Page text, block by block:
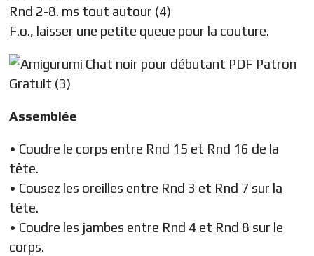
Rnd 2-8. ms tout autour (4)
F.o., laisser une petite queue pour la couture.
Assemblée
• Coudre le corps entre Rnd 15 et Rnd 16 de la
tête.
• Cousez les oreilles entre Rnd 3 et Rnd 7 sur la
tête.
• Coudre les jambes entre Rnd 4 et Rnd 8 sur le
corps.